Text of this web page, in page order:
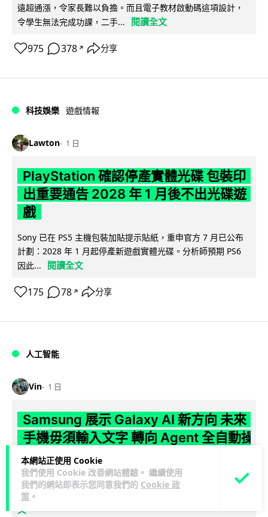
本網站正使用 Cookie
我們使用 Cookie 改善網站體驗。 繼續使用
我們的網站即表示您同意我們的 Cookie 政
策 。
遠超通漲，令家長難以負擔。而且電子教材啟動碼這項設計，
令學生無法完成功課，二手...
閱讀全文
975 378 ↗ 分享
科技娛樂 遊戲情報
Lawton 1 日
PlayStation 確認停產實體光碟 包裝印
出重要通告 2028 年 1 月後不出光碟遊
戲
Sony 已在 PS5 主機包裝加貼提示貼紙，重申官方 7 月已公布
計劃：2028 年 1 月起停產新遊戲實體光碟。分析師預期 PS6
因此...
閱讀全文
175 78 ↗ 分享
人工智能
Vin 1 日
Samsung 展示 Galaxy AI 新方向 未來
手機毋須輸入文字 轉向 Agent 全自動操
作
Samsung 電子 MX 部門顧客體驗辦公室主管兼副總裁 Jay Kim
表示，品牌正推動 Galaxy AI 邁向全自動化 Agent...
文